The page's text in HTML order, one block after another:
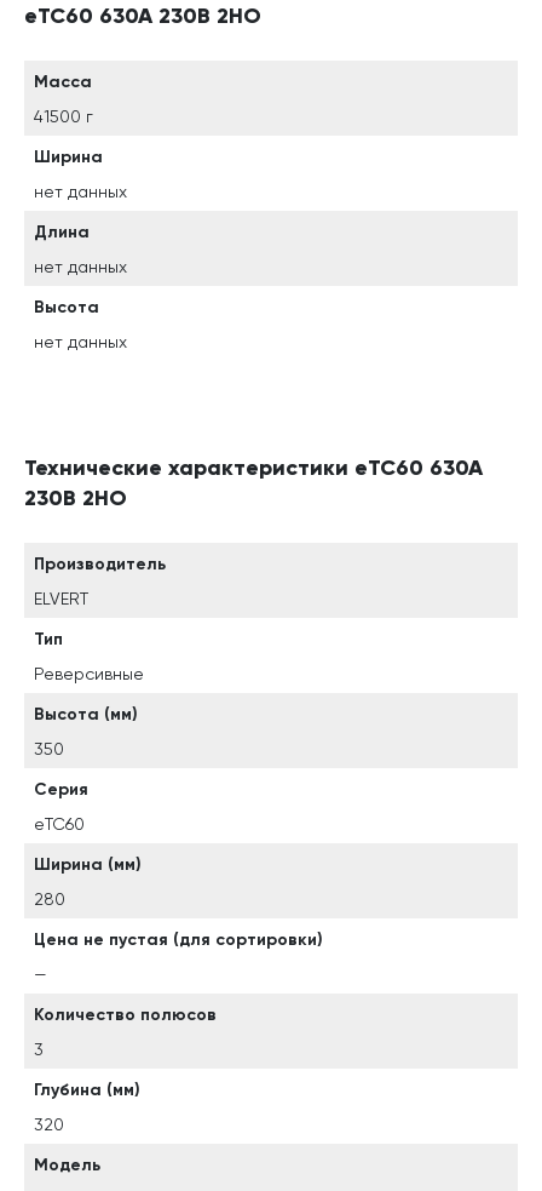
eTC60 630A 230B 2НО
Масса
41500 г
Ширина
нет данных
Длина
нет данных
Высота
нет данных
Технические характеристики eTC60 630A
230B 2НО
Производитель
ELVERT
Тип
Реверсивные
Высота (мм)
350
Серия
eTC60
Ширина (мм)
280
Цена не пустая (для сортировки)
—
Количество полюсов
3
Глубина (мм)
320
Модель